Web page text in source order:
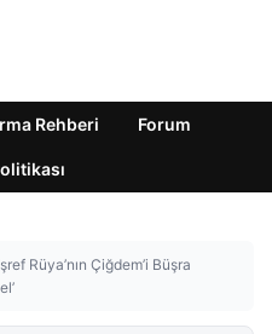
Rehberi Forum
Rüya’nın Çiğdem’i Büşra